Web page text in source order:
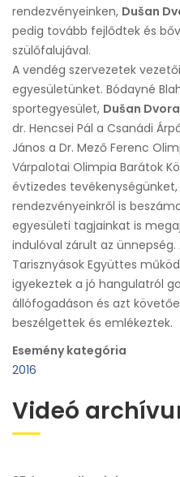
rendezvényeinken, Dušan
pedig tovább fejlődtek és
szülőfalujával.
A vendég szervezetek
egyesületünket. Bódayné
sportegyesület, Dušan
dr. Hencsei Pál a Csanádi
János a Dr. Mező Ferenc
Várpalotai Olimpia Barátok
évtizedes
rendezvényeinkről is
egyesületi tagjainkat is
indulóval zárult az ünnepség.
Tarisznyások Együttes
igyekeztek a jó hangulatról
állófogadáson és azt
beszélgettek és emlékeztek.
Esemény kategória
2016
Videó